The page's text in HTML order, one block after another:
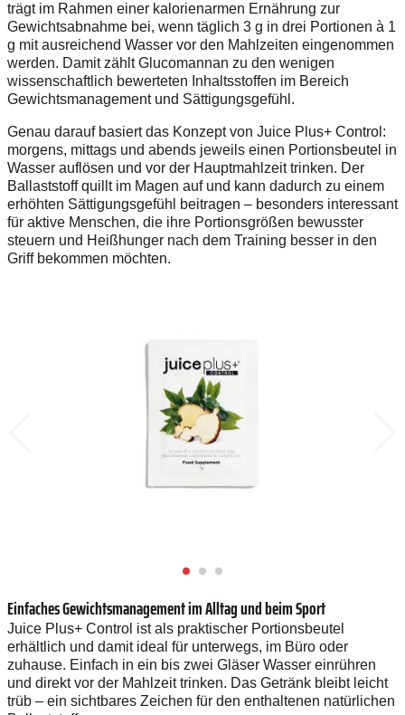
trägt im Rahmen einer kalorienarmen Ernährung zur
Gewichtsabnahme bei, wenn täglich 3 g in drei Portionen à 1
g mit ausreichend Wasser vor den Mahlzeiten eingenommen
werden. Damit zählt Glucomannan zu den wenigen
wissenschaftlich bewerteten Inhaltsstoffen im Bereich
Gewichtsmanagement und Sättigungsgefühl.
Genau darauf basiert das Konzept von Juice Plus+ Control:
morgens, mittags und abends jeweils einen Portionsbeutel in
Wasser auflösen und vor der Hauptmahlzeit trinken. Der
Ballaststoff quillt im Magen auf und kann dadurch zu einem
erhöhten Sättigungsgefühl beitragen – besonders interessant
für aktive Menschen, die ihre Portionsgrößen bewusster
steuern und Heißhunger nach dem Training besser in den
Griff bekommen möchten.
Einfaches Gewichtsmanagement im Alltag und beim Sport
Juice Plus+ Control ist als praktischer Portionsbeutel
erhältlich und damit ideal für unterwegs, im Büro oder
zuhause. Einfach in ein bis zwei Gläser Wasser einrühren
und direkt vor der Mahlzeit trinken. Das Getränk bleibt leicht
trüb – ein sichtbares Zeichen für den enthaltenen natürlichen